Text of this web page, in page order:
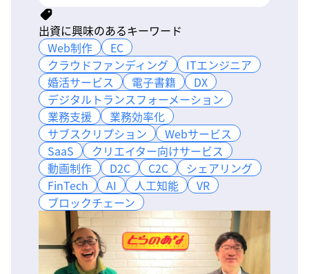
出資に興味のあるキーワード
Web制作
EC
クラウドファンディング
ITエンジニア
婚活サービス
電子書籍
DX
デジタルトランスフォーメーション
業務支援
業務効率化
サブスクリプション
Webサービス
SaaS
クリエイター向けサービス
動画制作
D2C C2C
シェアリング
FinTech
AI 人工知能
VR
ブロックチェーン
Web制作
EC
クラウドファンディング
ITエンジニア
婚活サービス
電子書籍
DX
デジタルトランスフォーメーション
業務支援
業務効率化
サブスクリプション
Webサービス
SaaS
クリエイター向けサービス
動画制作
D2C C2C
シェアリング
FinTech
AI 人工知能
VR
ブロックチェーン